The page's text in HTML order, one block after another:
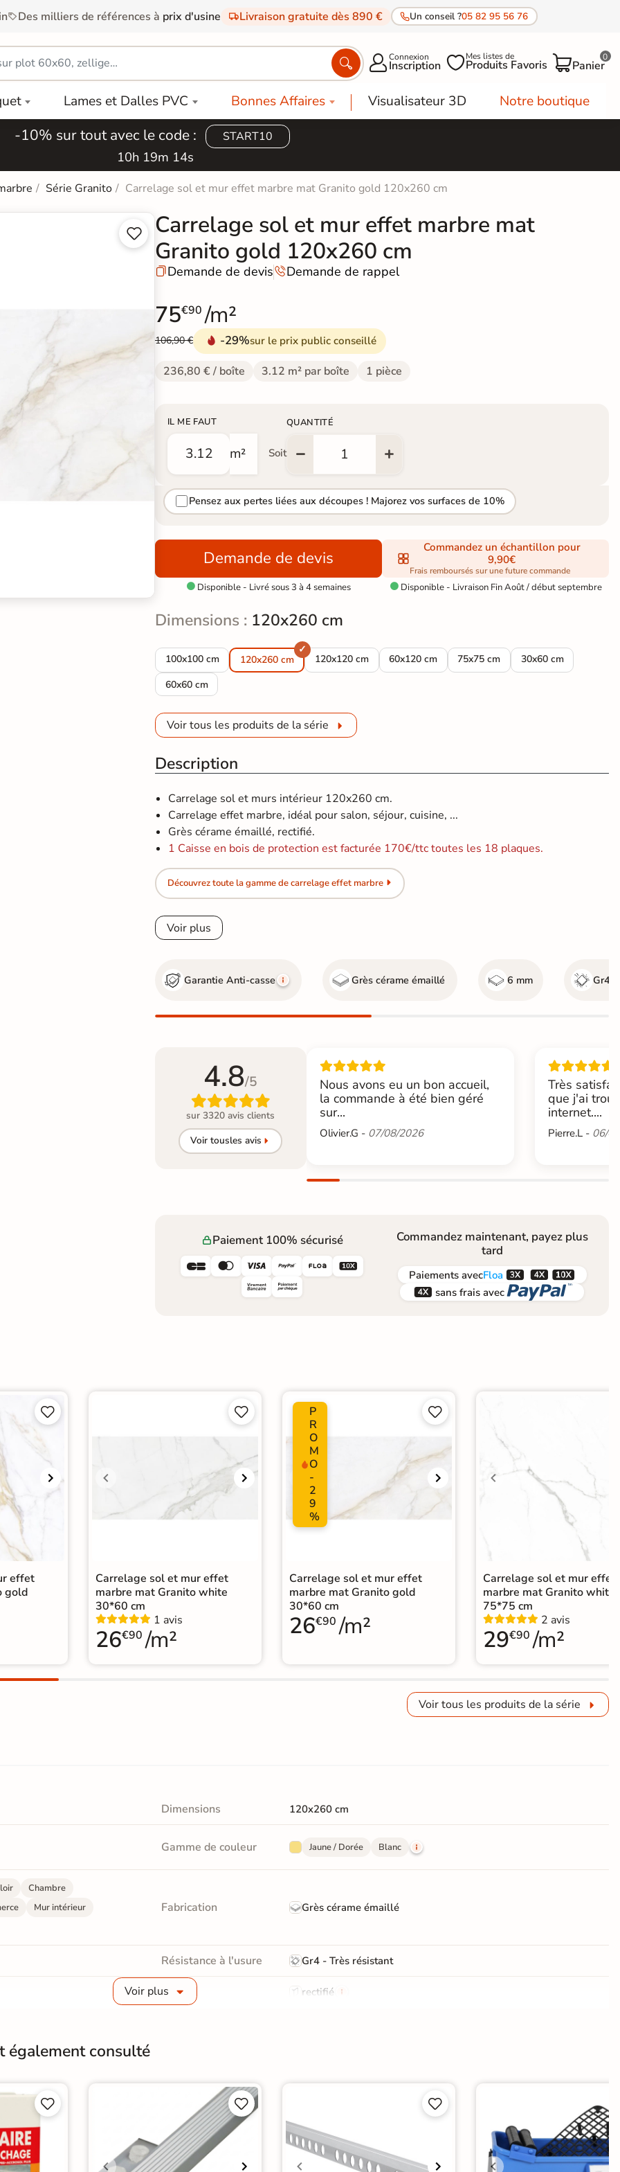
Des milliers de références à prix d'usine Livraison gratuite dès 890 € Un conseil ?05 82 95 56 76
 Connexion
Inscription Mes listes de
Produits Favoris Panier
0
Lames et Dalles PVC Bonnes Affaires Visualisateur 3D Notre boutique
-10% sur tout avec le code : START10
10h 19m 13s
Série Granito Carrelage sol et mur effet marbre mat Granito gold 120x260 cm


Carrelage sol et mur effet marbre mat
Granito gold 120x260 cm
Demande de devisDemande de rappel
75€90 /m²
106,90 € -29%sur le prix public conseillé
236,80 € / boîte 3.12 m² par boîte 1 pièce
IL ME FAUT
m² Soit
QUANTITÉ
Pensez aux pertes liées aux découpes ! Majorez vos surfaces de 10%
Demande de devis
 Disponible - Livré sous 3 à 4 semaines
Commandez un échantillon pour
9,90€
Frais remboursés sur une future commande
Disponible - Livraison Fin Août / début septembre
Dimensions : 120x260 cm
100x100 cm
Carrelage sol et mur effet marbre mat Granito gold 100x100 cm
120x260 cm 120x120 cm
Carrelage sol et mur effet marbre mat Granito gold 120x120 cm
60x120 cm
Carrelage sol et mur effet marbre mat Granito gold
75x75 cm
Carrelage sol et mur effet marbre
30x60 cm
Carrelage sol et mur
60x60 cm
Carrelage sol et mur effet marbre mat Granito gold 60*60 cm
Voir tous les produits de la série
Description
Carrelage sol et murs intérieur 120x260 cm.
Carrelage effet marbre, idéal pour salon, séjour, cuisine, ...
Grès cérame émaillé, rectifié.
1 Caisse en bois de protection est facturée 170€/ttc toutes les 18 plaques.
Découvrez toute la gamme de carrelage effet marbre
Voir plus
Garantie Anti-casse Grès cérame émaillé 6 mm Gr4 -
4.8/5

sur 3320 avis clients
Voir tousles avis
Nous avons eu un bon accueil,
la commande à été bien géré
sur...
Olivier.G - 07/08/2026
Très
que j'ai
internet....
Pierre.L - 06/
Paiement 100% sécurisé
     
Commandez maintenant, payez plus
tard
PaiementsavecFloa  
 sans frais avec 


effet
gold


Carrelage sol et mur effet
marbre mat Granito white
30*60 cm
1 avis
26€90 /m²
P
R
O
M
O
-
2
9
%


Carrelage sol et mur effet
marbre mat Granito gold
30*60 cm
26€90 /m²
Carrelage sol et mur effet
marbre mat Granito white
75*75 cm
2 avis
29€90 /m²
Voir tous les produits de la série
Dimensions 120x260 cm
Gamme de couleur Jaune / Dorée Blanc
Chambre
Mur intérieur
Fabrication Grès cérame émaillé
Résistance à l'usure Gr4 - Très résistant
Bords rectifié
Plancher Chauffant Oui
Choix
Support Chape Ancien carrelage
Voir plus
également consulté

 
 
